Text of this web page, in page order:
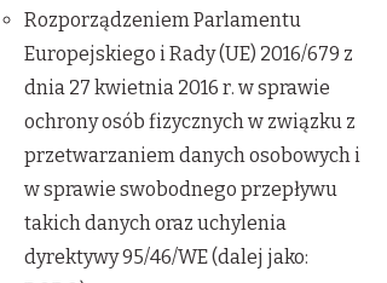
Rozporządzeniem Parlamentu
Europejskiego i Rady (UE) 2016/679 z
dnia 27 kwietnia 2016 r. w sprawie
ochrony osób fizycznych w związku z
przetwarzaniem danych osobowych i
w sprawie swobodnego przepływu
takich danych oraz uchylenia
dyrektywy 95/46/WE (dalej jako: